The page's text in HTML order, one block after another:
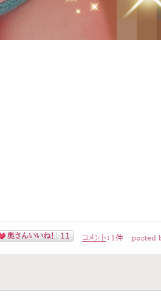
posted
コメント ： 1 件
奥さんいいね！ 11